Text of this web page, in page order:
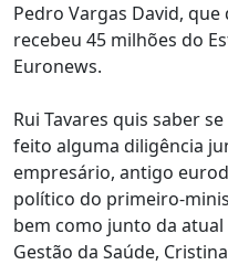
Pedro Vargas David,
recebeu 45 milhões do
Euronews.
Rui Tavares quis saber
feito alguma diligência
empresário, antigo
político do primeiro-
bem como junto da
Gestão da Saúde,